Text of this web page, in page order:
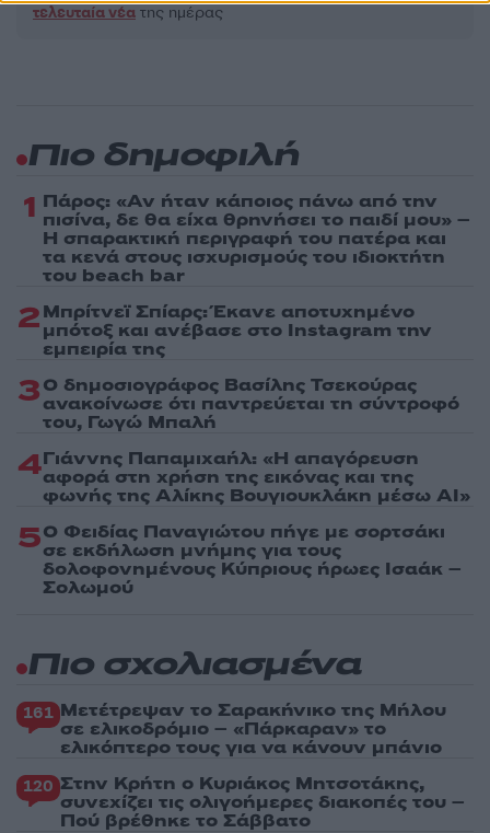
τελευταία νέα της ημέρας
Πιο δημοφιλή
1 Πάρος: «Αν ήταν κάποιος πάνω από την
πισίνα, δε θα είχα θρηνήσει το παιδί μου» –
Η σπαρακτική περιγραφή του πατέρα και
τα κενά στους ισχυρισμούς του ιδιοκτήτη
του beach bar
2Μπρίτνεϊ Σπίαρς: Έκανε αποτυχημένο
μπότοξ και ανέβασε στο Instagram την
εμπειρία της
3Ο δημοσιογράφος Βασίλης Τσεκούρας
ανακοίνωσε ότι παντρεύεται τη σύντροφό
του, Γωγώ Μπαλή
4Γιάννης Παπαμιχαήλ: «Η απαγόρευση
αφορά στη χρήση της εικόνας και της
φωνής της Αλίκης Βουγιουκλάκη μέσω AI»
5Ο Φειδίας Παναγιώτου πήγε με σορτσάκι
σε εκδήλωση μνήμης για τους
δολοφονημένους Κύπριους ήρωες Ισαάκ –
Σολωμού
Πιο σχολιασμένα
161 Μετέτρεψαν το Σαρακήνικο της Μήλου
σε ελικοδρόμιο – «Πάρκαραν» το
ελικόπτερο τους για να κάνουν μπάνιο
120 Στην Κρήτη ο Κυριάκος Μητσοτάκης,
συνεχίζει τις ολιγοήμερες διακοπές του –
Πού βρέθηκε το Σάββατο